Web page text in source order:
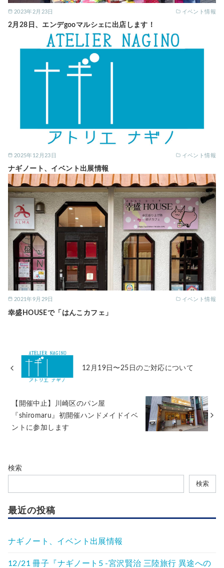
2023年2月23日 イベント情報
2月28日、エンデgooマルシェに出店します！
2025年12月23日 イベント情報
ナギノート、イベント出展情報
2021年9月29日 イベント情報
幸盛HOUSEで「はんこカフェ」
12月19日〜25日のご対応について
【開催中止】川崎区のパン屋
『shiromaru』初開催ハンドメイドイベ
ントに参加します
検索
検索
最近の投稿
ナギノート、イベント出展情報
12/21 冊子『ナギノート5 -宮沢賢治 三陸旅行 異途への